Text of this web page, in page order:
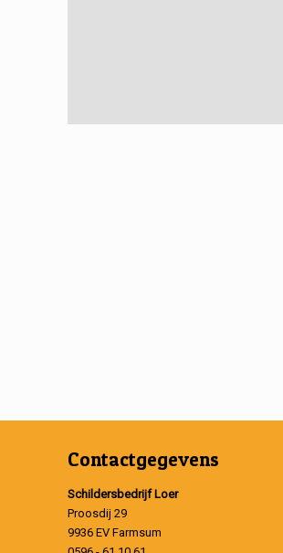
Contactgegevens
Schildersbedrijf Loer
Proosdij 29
9936 EV Farmsum